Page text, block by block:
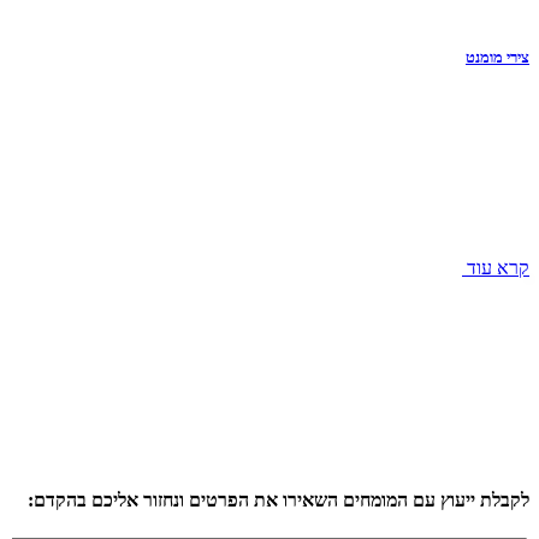
צירי מומנט
קרא עוד
לקבלת ייעוץ עם המומחים השאירו את הפרטים ונחזור אליכם בהקדם: